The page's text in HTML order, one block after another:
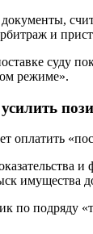
и
суду
режиме».
оплатить
и
имущества
по подряду